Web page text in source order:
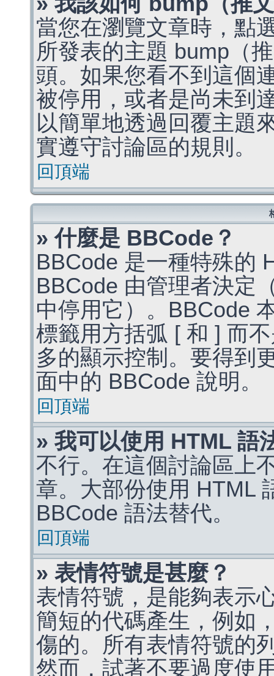
當您在瀏覽文章時，點
所發表的主題 bump（
頭。如果您看不到這個
被停用，或者是尚未到
以簡單地透過回覆主題
實遵守討論區的規則。
回頂端
» 什麼是 BBCode？
BBCode 是一種特殊的
BBCode 由管理者決定
中停用它）。BBCode
標籤用方括弧 [ 和 ] 而
多的顯示控制。要得到
面中的 BBCode 說明。
回頂端
» 我可以使用 HTML 語
不行。在這個討論區上
章。大部份使用 HTML
BBCode 語法替代。
回頂端
» 表情符號是甚麼？
表情符號，是能夠表示
簡短的代碼產生，例如
傷的。所有表情符號的
然而，試著不要過度使